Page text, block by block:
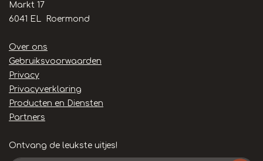
Markt 17
6041 EL Roermond
Handige
links
Over ons
Gebruiksvoorwaarden
Privacy
Privacyverklaring
Producten en Diensten
Partners
Ontvang de leukste uitjes!